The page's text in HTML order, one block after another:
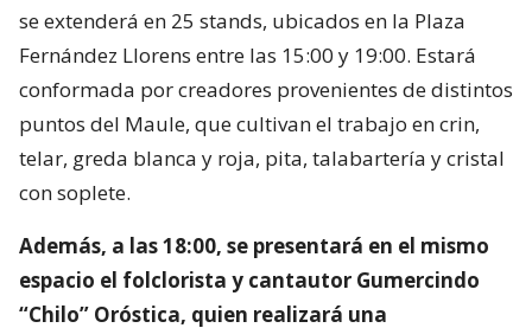
se extenderá en 25 stands, ubicados en la Plaza
Fernández Llorens entre las 15:00 y 19:00. Estará
conformada por creadores provenientes de distintos
puntos del Maule, que cultivan el trabajo en crin,
telar, greda blanca y roja, pita, talabartería y cristal
con soplete.
Además, a las 18:00, se presentará en el mismo
espacio el folclorista y cantautor Gumercindo
“Chilo” Oróstica, quien realizará una